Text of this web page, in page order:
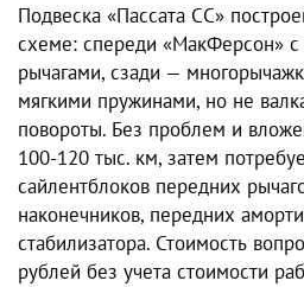
Подвеска «Пассата СС»
схеме: спереди «МакФерсон»
рычагами, сзади —
мягкими пружинами, но не
повороты. Без проблем и
100-120 тыс. км, затем
сайлентблоков передних
наконечников, передних
стабилизатора. Стоимость
рублей без учета стоимости